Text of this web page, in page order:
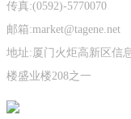
传真:(0592)-5770070
邮箱:market@tagene.net
地址:厦门火炬高新区信
楼盛业楼208之一